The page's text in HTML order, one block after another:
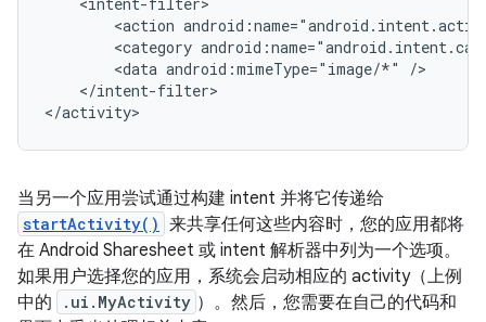
<action
<category
<data android:mimeType="image/*"
</intent-filter>
</activity>
当另一个应用尝试通过构建 intent 并将它传递给
startActivity() 来共享任何这些内容时，您的应用都将
在 Android Sharesheet 或 intent 解析器中列为一个选项。
如果用户选择您的应用，系统会启动相应的 activity（上例
中的
.ui.MyActivity ）。然后，您需要在自己的代码和